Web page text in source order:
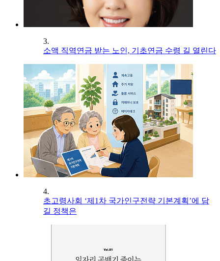
3.
소액 직역연금 받는 노인, 기초연금 수령 길 열린다
4.
초고령사회 ‘제1차 국가인구전략 기본계획’에 담
길 정책은